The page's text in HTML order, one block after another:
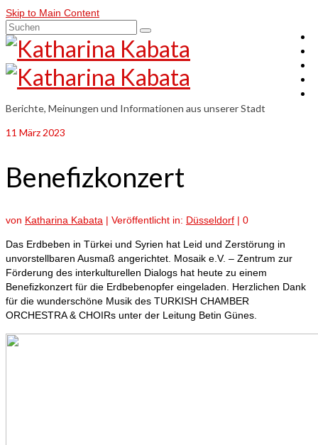
Skip to Main Content
Suchen
nach:
Berichte, Meinungen und Informationen aus unserer Stadt
11 März 2023
Benefizkonzert
von Katharina Kabata | Veröffentlicht in: Düsseldorf | 0
Das Erdbeben in Türkei und Syrien hat Leid und Zerstörung in
unvorstellbaren Ausmaß angerichtet. Mosaik e.V. – Zentrum zur
Förderung des interkulturellen Dialogs hat heute zu einem
Benefizkonzert für die Erdbebenopfer eingeladen. Herzlichen Dank
für die wunderschöne Musik des TURKISH CHAMBER
ORCHESTRA & CHOIRs unter der Leitung Betin Günes.